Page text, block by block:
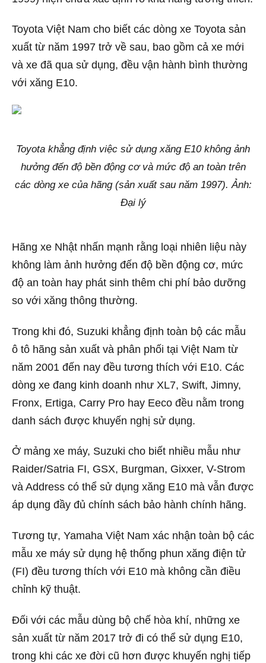
Toyota Việt Nam cho biết các dòng xe Toyota sản
xuất từ năm 1997 trở về sau, bao gồm cả xe mới
và xe đã qua sử dụng, đều vận hành bình thường
với xăng E10.
Toyota khẳng định việc sử dụng xăng E10 không ảnh
hưởng đến độ bền động cơ và mức độ an toàn trên
các dòng xe của hãng (sản xuất sau năm 1997). Ảnh:
Đại lý
Hãng xe Nhật nhấn mạnh rằng loại nhiên liệu này
không làm ảnh hưởng đến độ bền động cơ, mức
độ an toàn hay phát sinh thêm chi phí bảo dưỡng
so với xăng thông thường.
Trong khi đó, Suzuki khẳng định toàn bộ các mẫu
ô tô hãng sản xuất và phân phối tại Việt Nam từ
năm 2001 đến nay đều tương thích với E10. Các
dòng xe đang kinh doanh như XL7, Swift, Jimny,
Fronx, Ertiga, Carry Pro hay Eeco đều nằm trong
danh sách được khuyến nghị sử dụng.
Ở mảng xe máy, Suzuki cho biết nhiều mẫu như
Raider/Satria FI, GSX, Burgman, Gixxer, V-Strom
và Address có thể sử dụng xăng E10 mà vẫn được
áp dụng đầy đủ chính sách bảo hành chính hãng.
Tương tự, Yamaha Việt Nam xác nhận toàn bộ các
mẫu xe máy sử dụng hệ thống phun xăng điện tử
(FI) đều tương thích với E10 mà không cần điều
chỉnh kỹ thuật.
Đối với các mẫu dùng bộ chế hòa khí, những xe
sản xuất từ năm 2017 trở đi có thể sử dụng E10,
trong khi các xe đời cũ hơn được khuyến nghị tiếp